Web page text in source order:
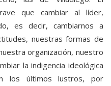
que cambiar al líder,
es decir, cambiarnos a
nuestras formas de
organización, nuestro
la indigencia ideológica
los últimos lustros, por